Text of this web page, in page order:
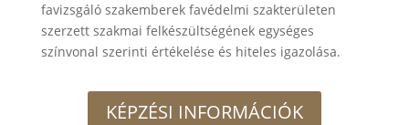
favizsgáló szakemberek favédelmi szakterületen
szerzett szakmai felkészültségének egységes
színvonal szerinti értékelése és hiteles igazolása.
KÉPZÉSI INFORMÁCIÓK